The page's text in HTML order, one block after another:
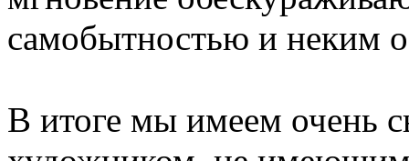
самобытностью и неким
В итоге мы имеем очень